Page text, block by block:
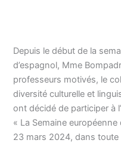
Depuis le début de la
d’espagnol, Mme
professeurs motivés, le
diversité culturelle et
ont décidé de participer à
« La Semaine
23 mars 2024, dans toute